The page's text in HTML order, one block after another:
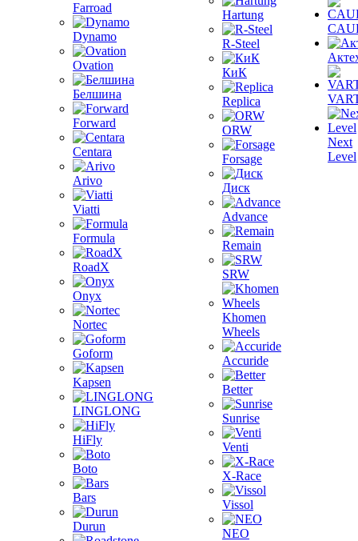
Farroad
Dynamo
Ovation
Белшина
Forward
Centara
Arivo
Viatti
Formula
RoadX
Onyx
Nortec
Goform
Kapsen
LINGLONG
HiFly
Boto
Bars
Durun
Hartung
R-Steel
КиК
Replica
ORW
Forsage
Диск
Advance
Remain
SRW
Khomen
Wheels
Accuride
Better
Sunrise
Venti
X-Race
Vissol
NEO
Next
Level